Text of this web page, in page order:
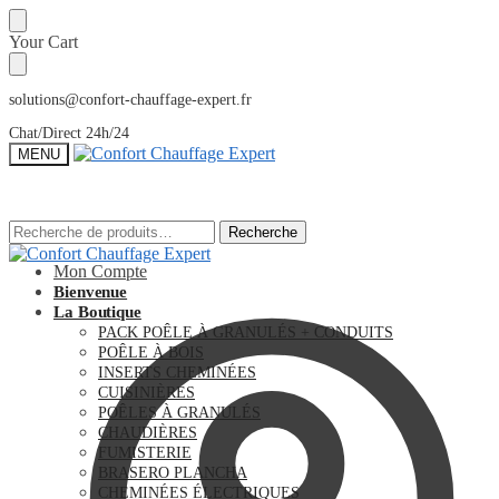
Sauter
à
la
navigation
Skip
to
content
Your Cart
solutions@confort-chauffage-expert.fr
Chat/Direct 24h/24
MENU
Recherche
pour :
Recherche
Mon Compte
Recherche
pour :
Recherche
Bienvenue
La Boutique
PACK POÊLE À GRANULÉS + CONDUITS
POÊLE À BOIS
INSERTS CHEMINÉES
CUISINIÈRES
POÊLES À GRANULÉS
CHAUDIÈRES
FUMISTERIE
BRASERO PLANCHA
CHEMINÉES ÉLECTRIQUES